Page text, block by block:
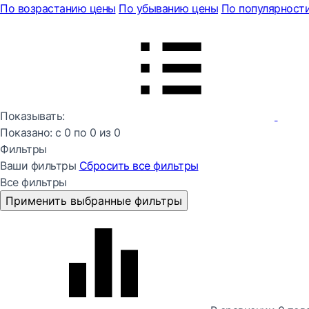
По возрастанию цены По убыванию цены По
Показывать:
Показано: с 0 по 0 из 0
Фильтры
Ваши фильтры Сбросить все фильтры
Все фильтры
Применить выбранные фильтры